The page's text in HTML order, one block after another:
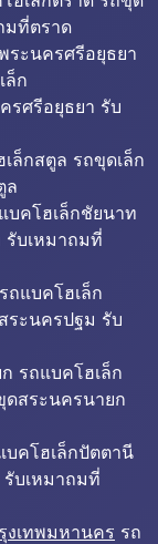
มที่ตราด
ระนครศรีอยุธยา
ล็ก
รศรีอยุธยา รับ
ล็กสตูล รถขุดเล็ก
ล
บคโฮเล็กชัยนาท
รับเหมาถมที่
ถแบคโฮเล็ก
ระนครปฐม รับ
รถแบคโฮเล็ก
ดสระนครนายก
คโฮเล็กปัตตานี
บเหมาถมที่
งเทพมหานคร รถ